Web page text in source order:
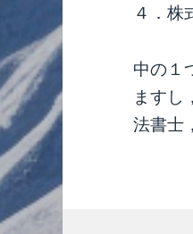
４．株
中の１
ますし
法書士